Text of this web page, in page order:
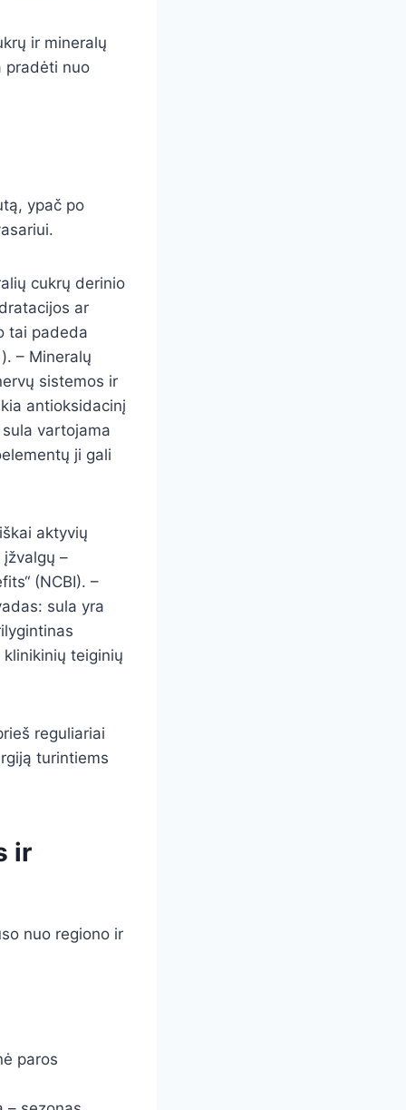
ir mineralų
pradėti nuo
ypač po
cukrų derinio
ar
tai padeda
– Mineralų
sistemos ir
antioksidacinį
vartojama
ji gali
aktyvių
–
(NCBI). –
sula yra
teiginių
reguliariai
turintiems
ir
nuo regiono ir
paros